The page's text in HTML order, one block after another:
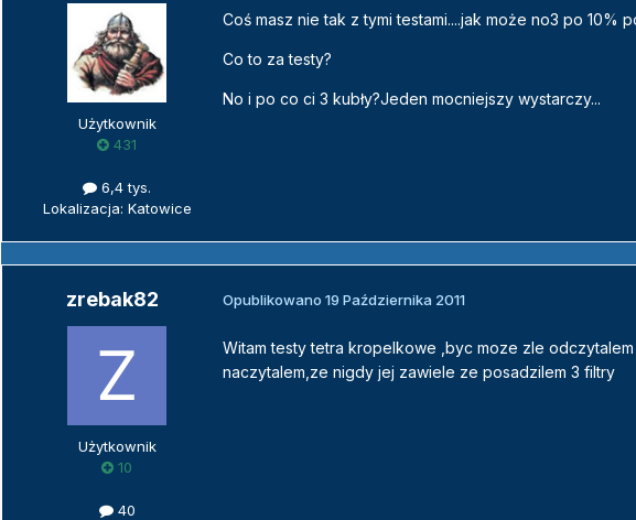
Użytkownik
431
6,4 tys.
Lokalizacja: Katowice
Coś masz nie tak z tymi testami....jak może no3 po 10%
Co to za testy?
No i po co ci 3 kubły?Jeden mocniejszy wystarczy...
zrebak82
Użytkownik
10
40
Opublikowano 19 Października 2011
Witam testy tetra kropelkowe ,byc moze zle
naczytalem,ze nigdy jej zawiele ze posadzilem 3 filtry